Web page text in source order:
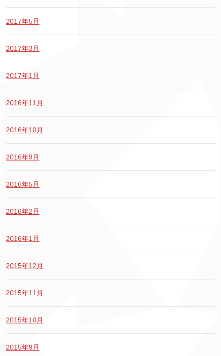
2017年5月
2017年3月
2017年1月
2016年11月
2016年10月
2016年9月
2016年5月
2016年2月
2016年1月
2015年12月
2015年11月
2015年10月
2015年9月